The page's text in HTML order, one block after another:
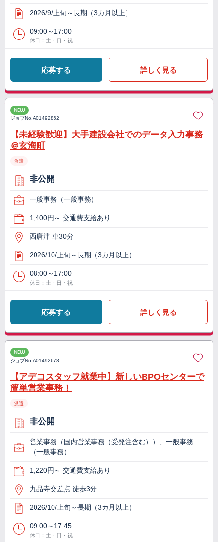
2026/9/上旬～長期（3カ月以上）
09:00～17:00
休日：土・日・祝
応募する 詳しく見る
NEW
ジョブNo.A01492862
【未経験歓迎】大手建設会社でのデータ入力事務
＠玄海町
派遣
非公開
一般事務（一般事務）
1,400円～ 交通費支給あり
西唐津 車30分
2026/10/上旬～長期（3カ月以上）
08:00～17:00
休日：土・日・祝
応募する 詳しく見る
NEW
ジョブNo.A01492678
【アデコスタッフ就業中】新しいBPOセンターで
簡単営業事務！
派遣
非公開
営業事務（国内営業事務（受発注含む））、一般事務
（一般事務）
1,220円～ 交通費支給あり
九品寺交差点 徒歩3分
2026/10/上旬～長期（3カ月以上）
09:00～17:45
休日：土・日・祝